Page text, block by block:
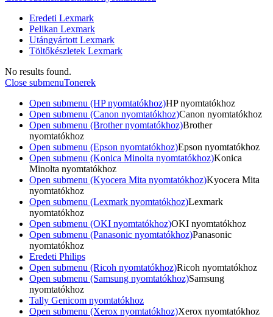
Eredeti Lexmark
Pelikan Lexmark
Utángyártott Lexmark
Töltőkészletek Lexmark
No results found.
Close submenuTonerek
Open submenu (HP nyomtatókhoz)HP nyomtatókhoz
Open submenu (Canon nyomtatókhoz)Canon nyomtatókhoz
Open submenu (Brother nyomtatókhoz)Brother
nyomtatókhoz
Open submenu (Epson nyomtatókhoz)Epson nyomtatókhoz
Open submenu (Konica Minolta nyomtatókhoz)Konica
Minolta nyomtatókhoz
Open submenu (Kyocera Mita nyomtatókhoz)Kyocera Mita
nyomtatókhoz
Open submenu (Lexmark nyomtatókhoz)Lexmark
nyomtatókhoz
Open submenu (OKI nyomtatókhoz)OKI nyomtatókhoz
Open submenu (Panasonic nyomtatókhoz)Panasonic
nyomtatókhoz
Eredeti Philips
Open submenu (Ricoh nyomtatókhoz)Ricoh nyomtatókhoz
Open submenu (Samsung nyomtatókhoz)Samsung
nyomtatókhoz
Tally Genicom nyomtatókhoz
Open submenu (Xerox nyomtatókhoz)Xerox nyomtatókhoz